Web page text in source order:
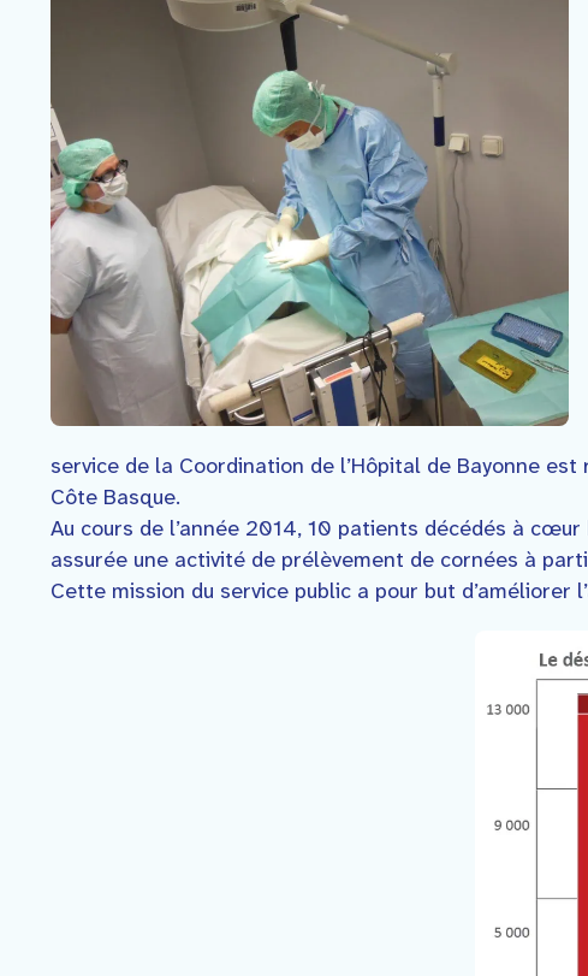
Faire un don
service de la Coordination de l’Hôpital de Bayonne
Côte Basque.
Au cours de l’année 2014, 10 patients décédés à
assurée une activité de prélèvement de cornées à
Cette mission du service public a pour but d’améliorer